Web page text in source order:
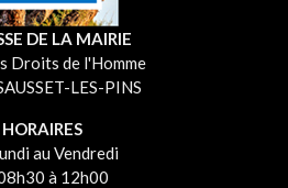
DE LA MAIRIE
Droits de l'Homme
LES-PINS
HORAIRES
au Vendredi
à 12h00